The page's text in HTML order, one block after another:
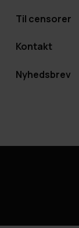
Til censorer
Kontakt
Nyhedsbrev